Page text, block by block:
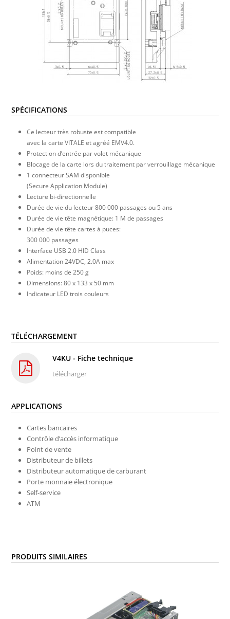
SPÉCIFICATIONS
Ce lecteur très robuste est compatible
avec la carte VITALE et agréé EMV4.0.
Protection d’entrée par volet mécanique
Blocage de la carte lors du traitement par verrouillage mécanique
1 connecteur SAM disponible
(Secure Application Module)
Lecture bi-directionnelle
Durée de vie du lecteur 800 000 passages ou 5 ans
Durée de vie tête magnétique: 1 M de passages
Durée de vie tête cartes à puces:
300 000 passages
Interface USB 2.0 HID Class
Alimentation 24VDC, 2.0A max
Poids: moins de 250 g
Dimensions: 80 x 133 x 50 mm
Indicateur LED trois couleurs
TÉLÉCHARGEMENT
V4KU - Fiche technique
télécharger
APPLICATIONS
Cartes bancaires
Contrôle d’accès informatique
Point de vente
Distributeur de billets
Distributeur automatique de carburant
Porte monnaie électronique
Self-service
ATM
PRODUITS SIMILAIRES